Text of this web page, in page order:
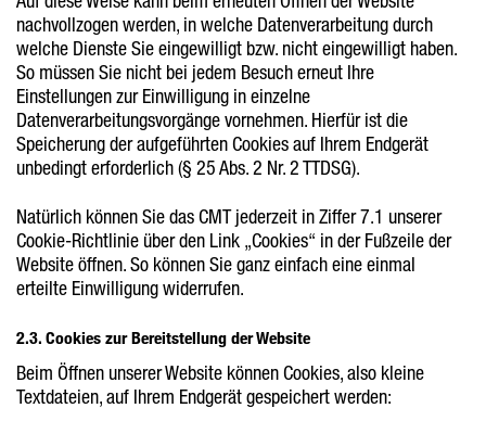
nachvollzogen werden, in welche Datenverarbeitung durch
welche Dienste Sie eingewilligt bzw. nicht eingewilligt haben.
So müssen Sie nicht bei jedem Besuch erneut Ihre
Einstellungen zur Einwilligung in einzelne
Datenverarbeitungsvorgänge vornehmen. Hierfür ist die
Speicherung der aufgeführten Cookies auf Ihrem Endgerät
unbedingt erforderlich (§ 25 Abs. 2 Nr. 2 TTDSG).
Natürlich können Sie das CMT jederzeit in Ziffer 7.1 unserer
Cookie-Richtlinie über den Link „Cookies“ in der Fußzeile der
Website öffnen. So können Sie ganz einfach eine einmal
erteilte Einwilligung widerrufen.
2.3. Cookies zur Bereitstellung der Website
Beim Öffnen unserer Website können Cookies, also kleine
Textdateien, auf Ihrem Endgerät gespeichert werden: